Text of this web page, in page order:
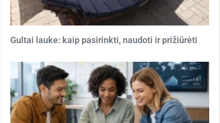
Gultai lauke: kaip pasirinkti, naudoti ir prižiūrėti